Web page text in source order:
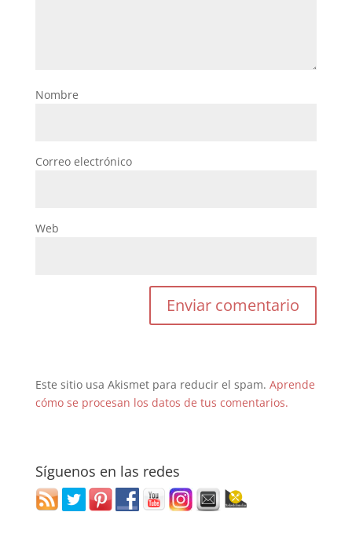
Nombre
Correo electrónico
Web
Este sitio usa Akismet para reducir el spam. Aprende
cómo se procesan los datos de tus comentarios.
Síguenos en las redes